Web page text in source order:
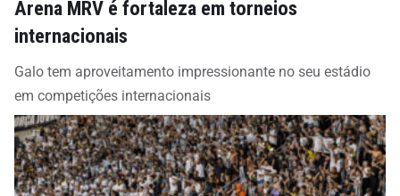
Arena MRV é fortaleza em torneios
internacionais
Galo tem aproveitamento impressionante no seu estádio
em competições internacionais